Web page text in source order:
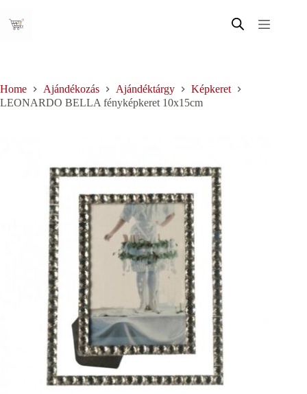
content
Home Ajándékozás Ajándéktárgy
Képkeret
LEONARDO BELLA fényképkeret 10x15cm